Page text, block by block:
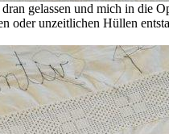
gelassen und mich in
oder unzeitlichen Hüllen